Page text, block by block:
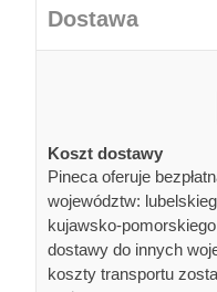
Dostawa
Koszt dostawy
Pineca oferuje
województw:
kujawsko-
dostawy do innych
koszty transportu